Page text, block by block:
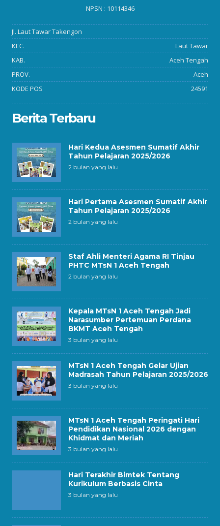
NPSN : 10114346
Jl. Laut Tawar Takengon
KEC.
Laut Tawar
KAB.
Aceh Tengah
PROV.
Aceh
KODE POS
24591
Berita Terbaru
Hari Kedua Asesmen Sumatif Akhir
Tahun Pelajaran 2025/2026
2 bulan yang lalu
Hari Pertama Asesmen Sumatif Akhir
Tahun Pelajaran 2025/2026
2 bulan yang lalu
Staf Ahli Menteri Agama RI Tinjau
PHTC MTsN 1 Aceh Tengah
2 bulan yang lalu
Kepala MTsN 1 Aceh Tengah Jadi
Narasumber Pertemuan Perdana
BKMT Aceh Tengah
3 bulan yang lalu
MTsN 1 Aceh Tengah Gelar Ujian
Madrasah Tahun Pelajaran 2025/2026
3 bulan yang lalu
MTsN 1 Aceh Tengah Peringati Hari
Pendidikan Nasional 2026 dengan
Khidmat dan Meriah
3 bulan yang lalu
Hari Terakhir Bimtek Tentang
Kurikulum Berbasis Cinta
3 bulan yang lalu